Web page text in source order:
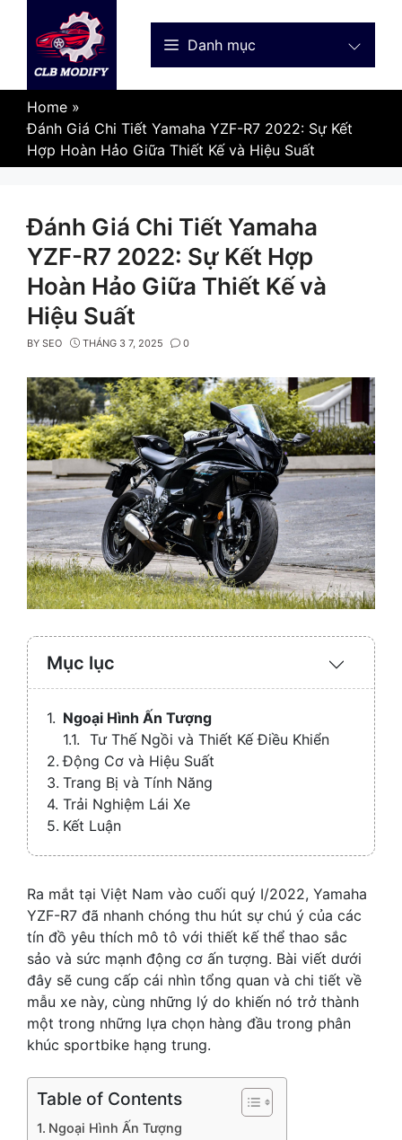
content
Danh mục
Home »
Đánh Giá Chi Tiết Yamaha YZF-R7 2022: Sự Kết
Hợp Hoàn Hảo Giữa Thiết Kế và Hiệu Suất
Đánh Giá Chi Tiết Yamaha
YZF-R7 2022: Sự Kết Hợp
Hoàn Hảo Giữa Thiết Kế và
Hiệu Suất
BY SEO THÁNG 3 7, 2025 0
Mục lục
Expand
/
Ngoại Hình Ấn Tượng
Tư Thế Ngồi và Thiết Kế Điều Khiển
Động Cơ và Hiệu Suất
Trang Bị và Tính Năng
Trải Nghiệm Lái Xe
Kết Luận
Ra mắt tại Việt Nam vào cuối quý I/2022, Yamaha
YZF-R7 đã nhanh chóng thu hút sự chú ý của các
tín đồ yêu thích mô tô với thiết kế thể thao sắc
sảo và sức mạnh động cơ ấn tượng. Bài viết dưới
đây sẽ cung cấp cái nhìn tổng quan và chi tiết về
mẫu xe này, cùng những lý do khiến nó trở thành
một trong những lựa chọn hàng đầu trong phân
khúc sportbike hạng trung.
Table of Contents
Ngoại Hình Ấn Tượng